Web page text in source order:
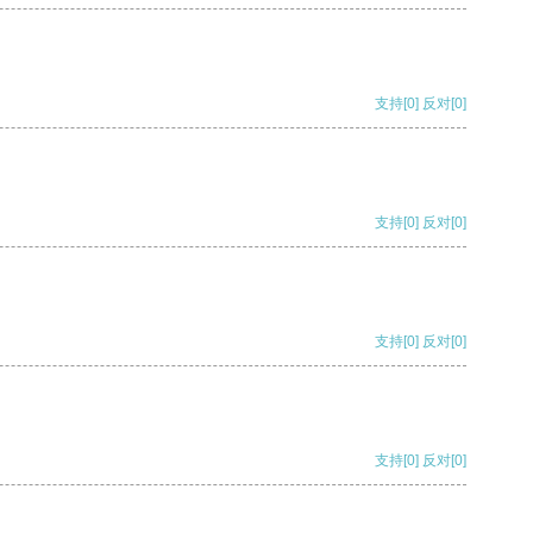
支持[0] 反对[0]
支持[0] 反对[0]
支持[0] 反对[0]
支持[0] 反对[0]